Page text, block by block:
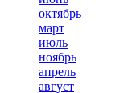
октябрь
март
июль
ноябрь
апрель
август